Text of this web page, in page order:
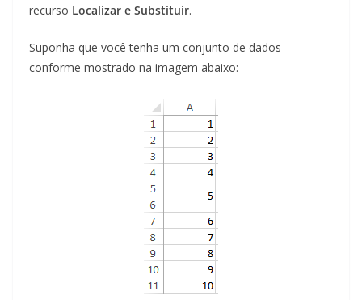
recurso Localizar e Substituir.
Suponha que você tenha um conjunto de dados
conforme mostrado na imagem abaixo: